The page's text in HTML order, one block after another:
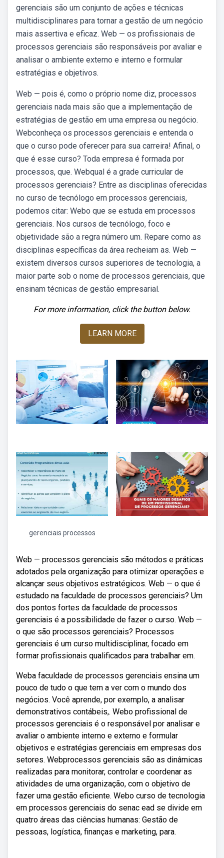
gerenciais são um conjunto de ações e técnicas
multidisciplinares para tornar a gestão de um negócio
mais assertiva e eficaz. Web — os profissionais de
processos gerenciais são responsáveis por avaliar e
analisar o ambiente externo e interno e formular
estratégias e objetivos.
Web — pois é, como o próprio nome diz, processos
gerenciais nada mais são que a implementação de
estratégias de gestão em uma empresa ou negócio.
Webconheça os processos gerenciais e entenda o
que o curso pode oferecer para sua carreira! Afinal, o
que é esse curso? Toda empresa é formada por
processos, que. Webqual é a grade curricular de
processos gerenciais? Entre as disciplinas oferecidas
no curso de tecnólogo em processos gerenciais,
podemos citar: Webo que se estuda em processos
gerenciais. Nos cursos de tecnólogo, foco e
objetividade são a regra número um. Repare como as
disciplinas específicas da área recheiam as. Web —
existem diversos cursos superiores de tecnologia, a
maior parte sob o nome de processos gerenciais, que
ensinam técnicas de gestão empresarial.
For more information, click the button below.
LEARN MORE
gerenciais processos
Web — processos gerenciais são métodos e práticas
adotados pela organização para otimizar operações e
alcançar seus objetivos estratégicos. Web — o que é
estudado na faculdade de processos gerenciais? Um
dos pontos fortes da faculdade de processos
gerenciais é a possibilidade de fazer o curso. Web —
o que são processos gerenciais? Processos
gerenciais é um curso multidisciplinar, focado em
formar profissionais qualificados para trabalhar em.
Weba faculdade de processos gerenciais ensina um
pouco de tudo o que tem a ver com o mundo dos
negócios. Você aprende, por exemplo, a analisar
demonstrativos contábeis,. Webo profissional de
processos gerenciais é o responsável por analisar e
avaliar o ambiente interno e externo e formular
objetivos e estratégias gerenciais em empresas dos
setores. Webprocessos gerenciais são as dinâmicas
realizadas para monitorar, controlar e coordenar as
atividades de uma organização, com o objetivo de
fazer uma gestão eficiente. Webo curso de tecnologia
em processos gerenciais do senac ead se divide em
quatro áreas das ciências humanas: Gestão de
pessoas, logística, finanças e marketing, para.